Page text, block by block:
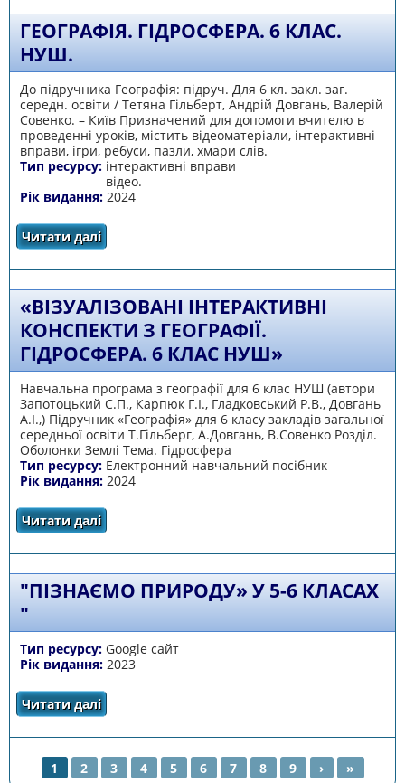
ГЕОГРАФІЯ. ГІДРОСФЕРА. 6 КЛАС.
НУШ.
До підручника Географія: підруч. Для 6 кл. закл. заг.
середн. освіти / Тетяна Гільберт, Андрій Довгань, Валерій
Совенко. – Київ Призначений для допомоги вчителю в
проведенні уроків, містить відеоматеріали, інтерактивні
вправи, ігри, ребуси, пазли, хмари слів.
Тип ресурсу: інтерактивні вправи
відео.
Рік видання: 2024
Читати даліпро Географія. Гідросфера. 6 клас. НУШ.
«ВІЗУАЛІЗОВАНІ ІНТЕРАКТИВНІ
КОНСПЕКТИ З ГЕОГРАФІЇ.
ГІДРОСФЕРА. 6 КЛАС НУШ»
Навчальна програма з географії для 6 клас НУШ (автори
Запотоцький С.П., Карпюк Г.І., Гладковський Р.В., Довгань
А.І.,) Підручник «Географія» для 6 класу закладів загальної
середньої освіти Т.Гільберг, А.Довгань, В.Совенко Розділ.
Оболонки Землі Тема. Гідросфера
Тип ресурсу: Електронний навчальний посібник
Рік видання: 2024
Читати далі
"ПІЗНАЄМО ПРИРОДУ» У 5-6 КЛАСАХ
"
Тип ресурсу: Google сайт
Рік видання: 2023
Читати даліпро "Пізнаємо природу» у 5-6 класах "
1 2 3 4 5 6 7 8 9 › »